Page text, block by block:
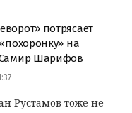
потрясает
на
Шарифов
Рустамов тоже не